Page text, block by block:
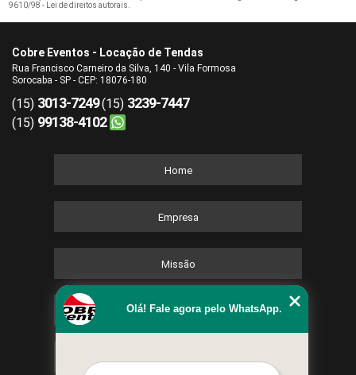
9610/98 - Lei de direitos autorais.
Cobre Eventos - Locação de Tendas
Rua Francisco Carneiro da Silva, 140 - Vila Formosa
Sorocaba - SP - CEP: 18076-180
(15) 3013-7249(15) 3239-7447
(15) 99138-4102
Home
Empresa
Missão
Serviços
Olá! Fale agora pelo WhatsApp.